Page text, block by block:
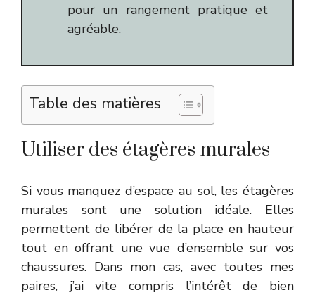
pour un rangement pratique et
agréable.
Table des matières
Utiliser des étagères murales
Si vous manquez d’espace au sol, les étagères
murales sont une solution idéale. Elles
permettent de libérer de la place en hauteur
tout en offrant une vue d’ensemble sur vos
chaussures. Dans mon cas, avec toutes mes
paires, j’ai vite compris l’intérêt de bien